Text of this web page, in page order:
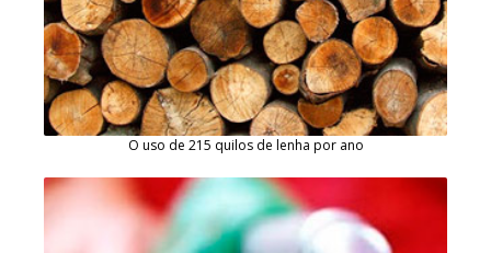
O uso de 215 quilos de lenha por ano